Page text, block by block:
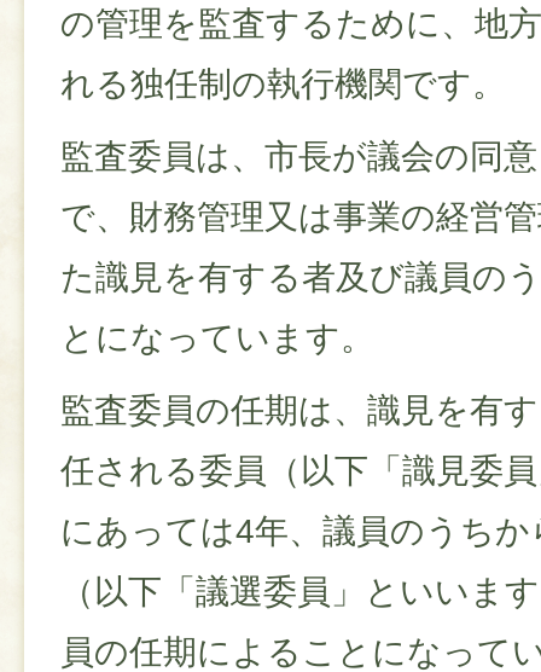
の管理を監査するために、地
れる独任制の執行機関です。
監査委員は、市長が議会の同
で、財務管理又は事業の経営
た識見を有する者及び議員の
とになっています。
監査委員の任期は、識見を有
任される委員（以下「識見委
にあっては4年、議員のうち
（以下「議選委員」といいま
員の任期によることになって